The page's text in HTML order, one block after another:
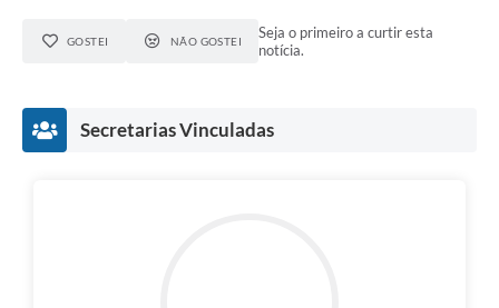
GOSTEI NÃO GOSTEI
Seja o primeiro a curtir esta
notícia.
Secretarias Vinculadas